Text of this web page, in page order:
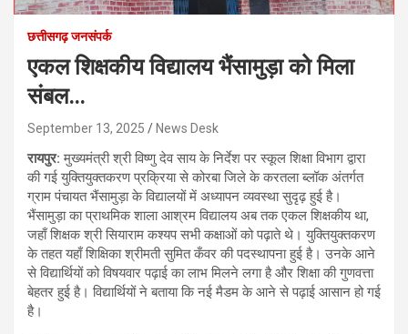
छत्तीसगढ़ जनसंपर्क
एकल शिक्षकीय विद्यालय भैंसामुड़ा को मिला
संबल…
September 13, 2025 News Desk
रायपुर:मुख्यमंत्री श्री विष्णु देव साय के निर्देश पर स्कूल शिक्षा विभाग द्वारा
की गई युक्तियुक्तकरण प्रक्रिया से कोरबा जिले के करतला ब्लॉक अंतर्गत
ग्राम पंचायत भैंसामुड़ा के विद्यालयों में अध्यापन व्यवस्था सुदृढ़ हुई है।
भैंसामुड़ा का प्राथमिक शाला आश्रम विद्यालय अब तक एकल शिक्षकीय था,
जहाँ शिक्षक श्री सियाराम कश्यप सभी कक्षाओं को पढ़ाते थे। युक्तियुक्तकरण
के तहत यहाँ शिक्षिका श्रीमती सुमित कँवर की पदस्थापना हुई है। उनके आने
से विद्यार्थियों को विषयवार पढ़ाई का लाभ मिलने लगा है और शिक्षा की गुणवत्ता
बेहतर हुई है। विद्यार्थियों ने बताया कि नई मैडम के आने से पढ़ाई आसान हो गई
है।